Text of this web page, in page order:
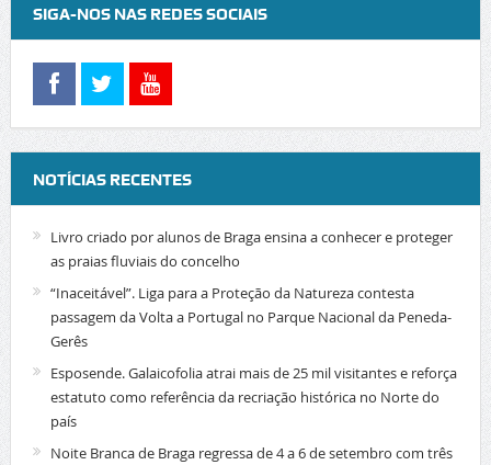
SIGA-NOS NAS REDES SOCIAIS
NOTÍCIAS RECENTES
Livro criado por alunos de Braga ensina a conhecer e proteger
as praias fluviais do concelho
“Inaceitável”. Liga para a Proteção da Natureza contesta
passagem da Volta a Portugal no Parque Nacional da Peneda-
Gerês
Esposende. Galaicofolia atrai mais de 25 mil visitantes e reforça
estatuto como referência da recriação histórica no Norte do
país
Noite Branca de Braga regressa de 4 a 6 de setembro com três